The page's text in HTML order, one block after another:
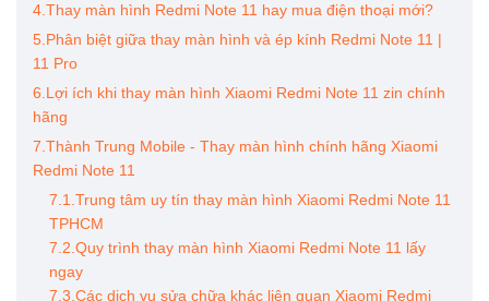
4.Thay màn hình Redmi Note 11 hay mua điện thoại mới?
5.Phân biệt giữa thay màn hình và ép kính Redmi Note 11 |
11 Pro
6.Lợi ích khi thay màn hình Xiaomi Redmi Note 11 zin chính
hãng
7.Thành Trung Mobile - Thay màn hình chính hãng Xiaomi
Redmi Note 11
7.1.Trung tâm uy tín thay màn hình Xiaomi Redmi Note 11
TPHCM
7.2.Quy trình thay màn hình Xiaomi Redmi Note 11 lấy
ngay
7.3.Các dịch vụ sửa chữa khác liên quan Xiaomi Redmi